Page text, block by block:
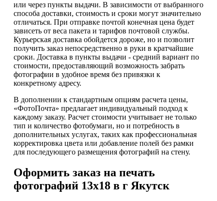
или через пункты выдачи. В зависимости от выбранного
способа доставки, стоимость и сроки могут значительно
отличаться. При отправке почтой конечная цена будет
зависеть от веса пакета и тарифов почтовой службы.
Курьерская доставка обойдется дороже, но и позволит
получить заказ непосредственно в руки в кратчайшие
сроки. Доставка в пункты выдачи - средний вариант по
стоимости, предоставляющий возможность забрать
фотографии в удобное время без привязки к
конкретному адресу.
В дополнении к стандартным опциям расчета цены,
«ФотоПочта» предлагает индивидуальный подход к
каждому заказу. Расчет стоимости учитывает не только
тип и количество фотобумаги, но и потребность в
дополнительных услугах, таких как профессиональная
корректировка цвета или добавление полей без рамки
для последующего размещения фотографий на стену.
Оформить заказ на печать
фотографий 13х18 в г Якутск